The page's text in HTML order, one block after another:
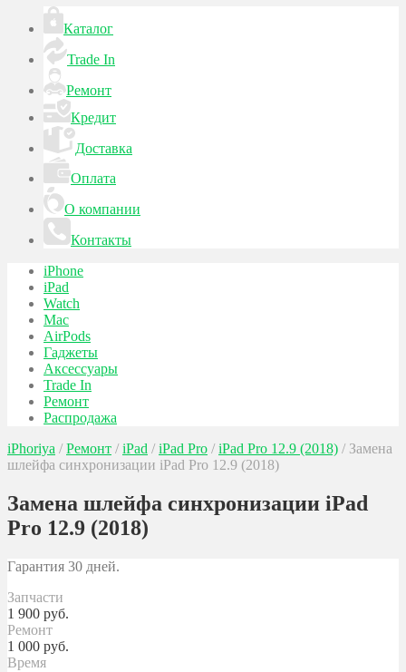
Каталог
Trade In
Ремонт
Кредит
Доставка
Оплата
О компании
Контакты
iPhone
iPad
Watch
Mac
AirPods
Гаджеты
Аксессуары
Trade In
Ремонт
Распродажа
iPhoriya / Ремонт / iPad / iPad Pro / iPad Pro 12.9 (2018) / Замена
шлейфа синхронизации iPad Pro 12.9 (2018)
Замена шлейфа синхронизации iPad
Pro 12.9 (2018)
Гарантия 30 дней.
Запчасти
1 900 руб.
Ремонт
1 000 руб.
Время